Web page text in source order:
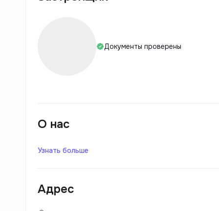
Документы проверены
О нас
Узнать больше
Адрес